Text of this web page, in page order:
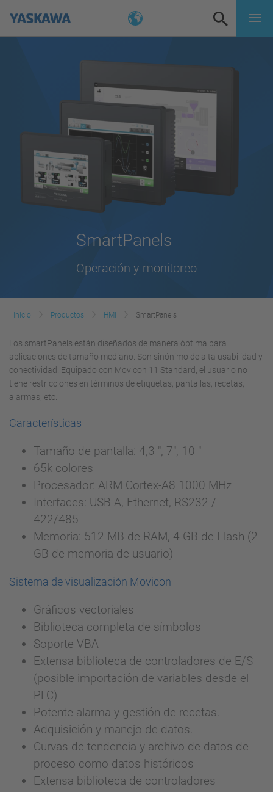
SmartPanels
Operación y monitoreo
Inicio Productos HMI SmartPanels
Los smartPanels están diseñados de manera óptima para
aplicaciones de tamaño mediano. Son sinónimo de alta usabilidad y
conectividad. Equipado con Movicon 11 Standard, el usuario no
tiene restricciones en términos de etiquetas, pantallas, recetas,
alarmas, etc.
Características
Tamaño de pantalla: 4,3 ", 7", 10 "
65k colores
Procesador: ARM Cortex-A8 1000 MHz
Interfaces: USB-A, Ethernet, RS232 /
422/485
Memoria: 512 MB de RAM, 4 GB de Flash (2
GB de memoria de usuario)
Sistema de visualización Movicon
Gráficos vectoriales
Biblioteca completa de símbolos
Soporte VBA
Extensa biblioteca de controladores de E/S
(posible importación de variables desde el
PLC)
Potente alarma y gestión de recetas.
Adquisición y manejo de datos.
Curvas de tendencia y archivo de datos de
proceso como datos históricos
Extensa biblioteca de controladores